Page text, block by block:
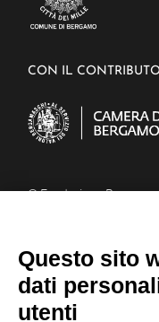
CON IL
© Fondazione Bergamo
PEC:
L
a
L
a
L
Questo sito
dati
utenti